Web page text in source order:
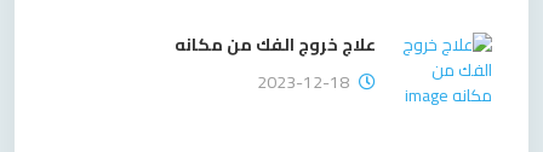
علاج خروج الفك من مكانه
2023-12-18